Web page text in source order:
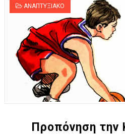
ΑΝΑΠΤΥΞΙΑΚΟ
Προπόνηση την